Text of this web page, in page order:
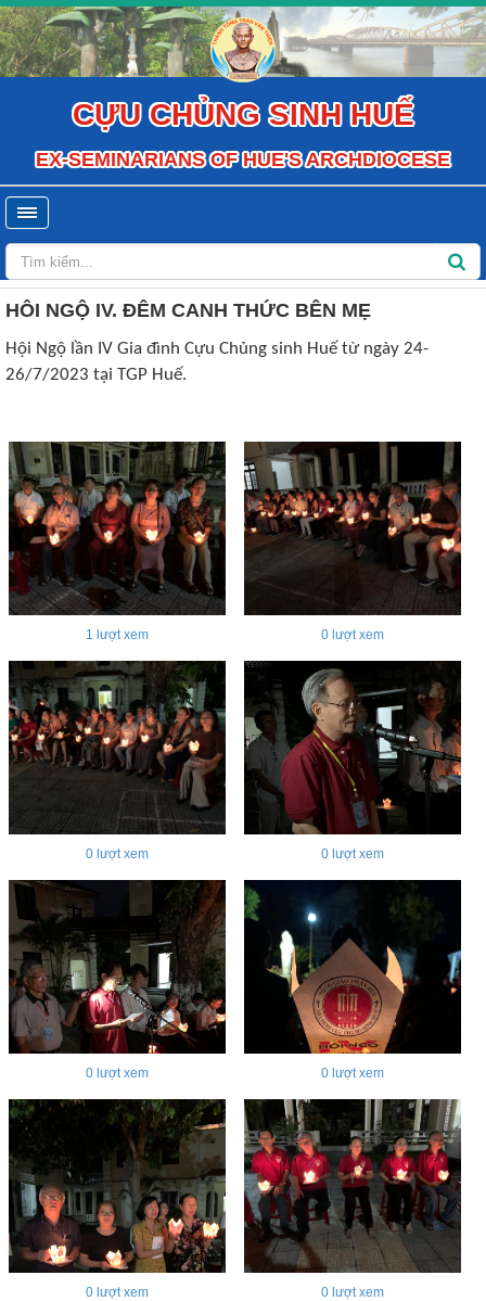
CỰU CHỦNG SINH HUẾ
EX-SEMINARIANS OF HUE'S ARCHDIOCESE
HÔI NGỘ IV. ĐÊM CANH THỨC BÊN MẸ
Hội Ngộ lần IV Gia đình Cựu Chủng sinh Huế từ ngày 24-
26/7/2023 tại TGP Huế.
1 lượt xem 0lượt xem
0 lượt xem 0lượt xem
0 lượt xem 0lượt xem
0 lượt xem 0lượt xem